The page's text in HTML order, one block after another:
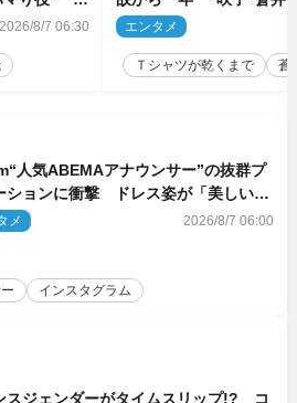
最高のチー
2026/8/7 06:30
島歩は心を許しあえる関
エンタメ
Ｔシャツが乾くまで 蒼
人気ABEMAアナウンサー”の抜群プ
ションに衝撃 ドレス姿が「美しい」
ありすぎる」
メ 2026/8/7 06:00
インスタグラム
スジェンダーがタイムスリップ!? コ